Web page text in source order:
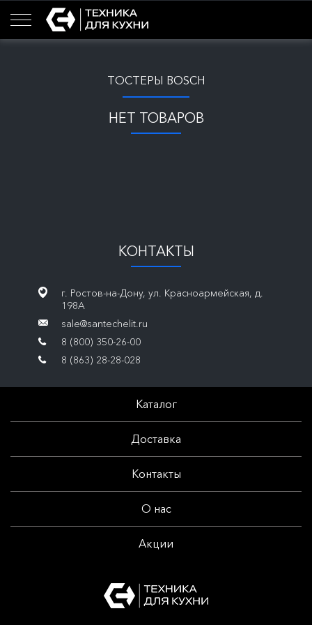
ТОСТЕРЫ BOSCH
НЕТ ТОВАРОВ
КОНТАКТЫ
г. Ростов-на-Дону, ул. Красноармейская, д.
198А
sale@santechelit.ru
8 (800) 350-26-00
8 (863) 28-28-028
Каталог
Доставка
Контакты
О нас
Акции